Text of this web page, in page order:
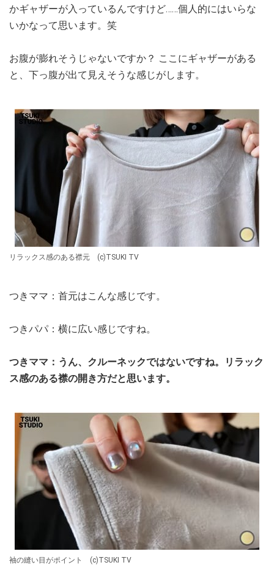
かギャザーが入っているんですけど……個人的にはいらな
いかなって思います。笑
お腹が膨れそうじゃないですか？ ここにギャザーがある
と、下っ腹が出て見えそうな感じがします。
リラックス感のある襟元 (c)TSUKI TV
つきママ：首元はこんな感じです。
つきパパ：横に広い感じですね。
つきママ：うん、クルーネックではないですね。リラック
ス感のある襟の開き方だと思います。
袖の縫い目がポイント (c)TSUKI TV